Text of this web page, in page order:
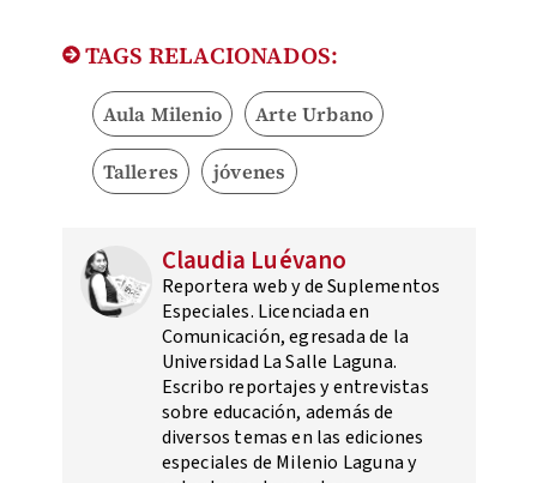
TAGS RELACIONADOS:
Aula Milenio Arte Urbano
Talleres jóvenes
Claudia Luévano
Reportera web y de Suplementos
Especiales. Licenciada en
Comunicación, egresada de la
Universidad La Salle Laguna.
Escribo reportajes y entrevistas
sobre educación, además de
diversos temas en las ediciones
especiales de Milenio Laguna y